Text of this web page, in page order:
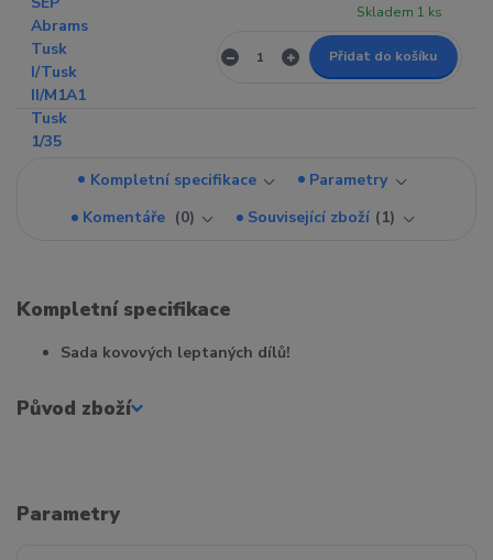
Skladem 1 ks
Přidat do košíku
Kompletní specifikace
Parametry
Komentáře
0 Související zboží 1
Kompletní specifikace
Sada kovových leptaných dílů!
Původ zboží
Parametry